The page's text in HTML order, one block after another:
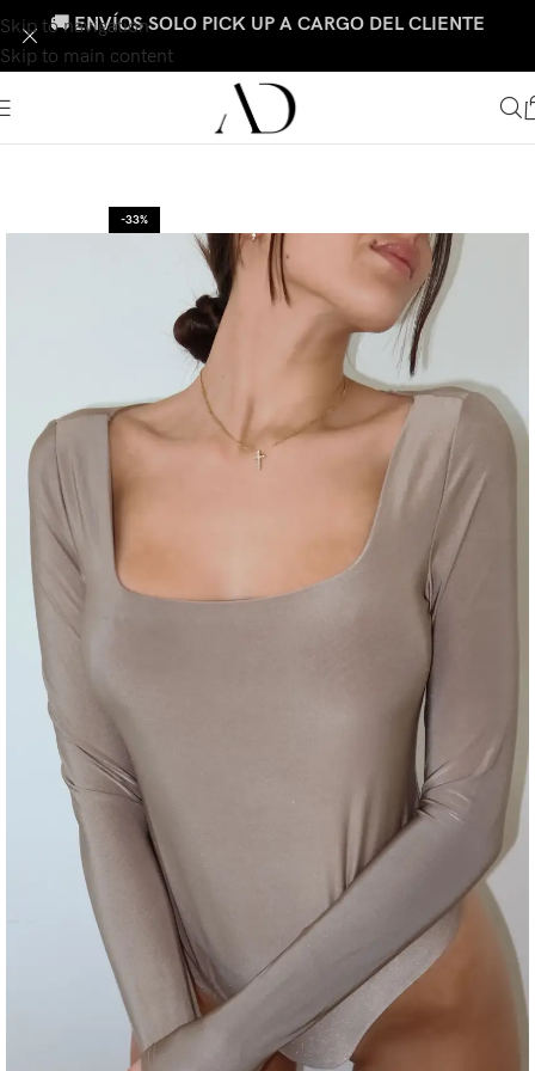
Skip to navigation
Skip to main content
🚚 ENVÍOS SOLO PICK UP A CARGO DEL CLIENTE
-33%